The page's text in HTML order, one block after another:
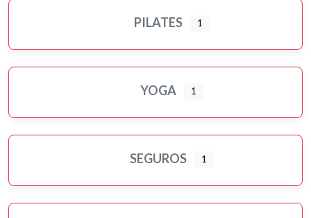
PILATES 1
YOGA 1
SEGUROS 1